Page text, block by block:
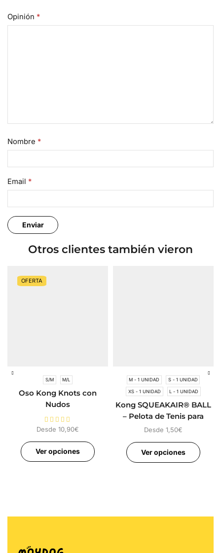
Opinión *
Nombre *
Email *
Otros clientes también vieron
OFERTA
S/M M/L
Oso Kong Knots con
Nudos
Desde 10,90€
Ver opciones
M - 1 UNIDAD S - 1 UNIDAD
XS - 1 UNIDAD L - 1 UNIDAD
Kong SQUEAKAIR® BALL
– Pelota de Tenis para
Perros
Desde 1,50€
Ver opciones